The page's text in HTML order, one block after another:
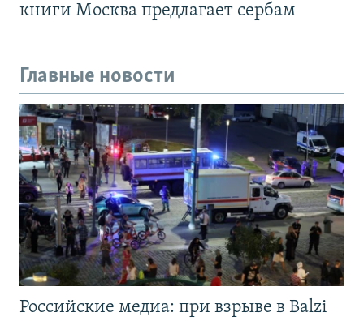
книги Москва предлагает сербам
Главные новости
Российские медиа: при взрыве в Balzi